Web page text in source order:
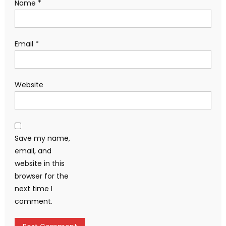
Name *
Email *
Website
Save my name,
email, and
website in this
browser for the
next time I
comment.